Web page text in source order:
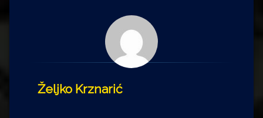
Željko Krznarić